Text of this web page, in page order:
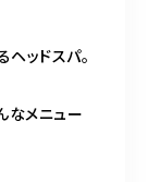
ッドスパ。
なメニュー